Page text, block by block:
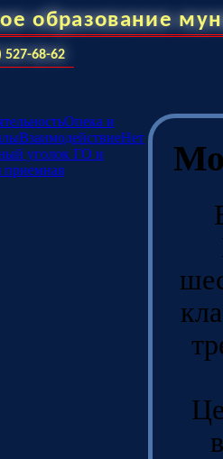
образование
527-68-62
Опека и
ВзаимодействиеНет
уголок ГО и
приемная